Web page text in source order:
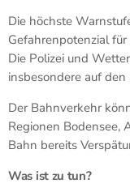
Die höchste
Gefahrenpotenzial
Die Polizei und
insbesondere auf den
Der Bahnverkehr
Regionen Bodensee,
Bahn bereits
Was ist zu tun?